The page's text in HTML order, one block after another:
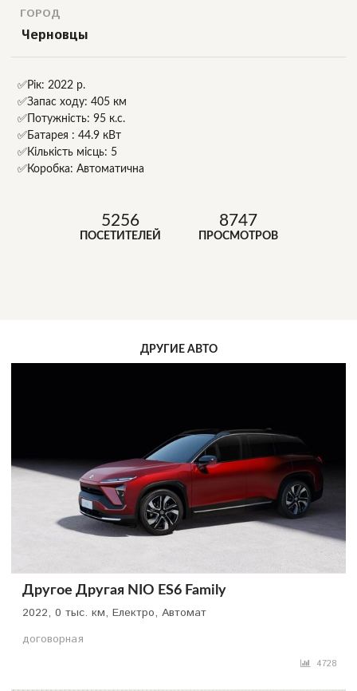
ГОРОД
Черновцы
✅Рік: 2022 р.
✅Запас ходу: 405 км
✅Потужність: 95 к.с.
✅Батарея : 44.9 кВт
✅Кількість місць: 5
✅Коробка: Автоматична
5256
ПОСЕТИТЕЛЕЙ
8747
ПРОСМОТРОВ
ДРУГИЕ АВТО
Другое Другая NIO ES6 Family
2022, 0 тыс. км, Електро, Автомат
договорная
4728